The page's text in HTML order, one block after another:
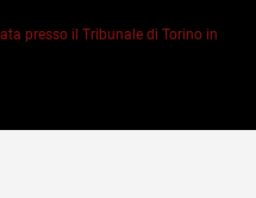
presso il Tribunale di Torino in